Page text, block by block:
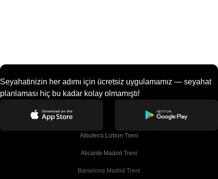
Seyahatinizin her adımı için ücretsiz uygulamamız — seyahat
planlaması hiç bu kadar kolay olmamıştı!
Albufeira Lizbon Treni
Alicante Madrid Treni
Barselona Madrid Treni